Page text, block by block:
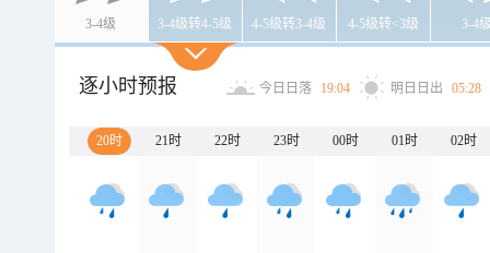
3-4级 3-4级转4-5级 4-5级转3-4级 4-5级转<3级 3-4
逐小时预报 今日日落 19:04 明日日出 05:28
20时 21时 22时 23时 00时 01时 02时